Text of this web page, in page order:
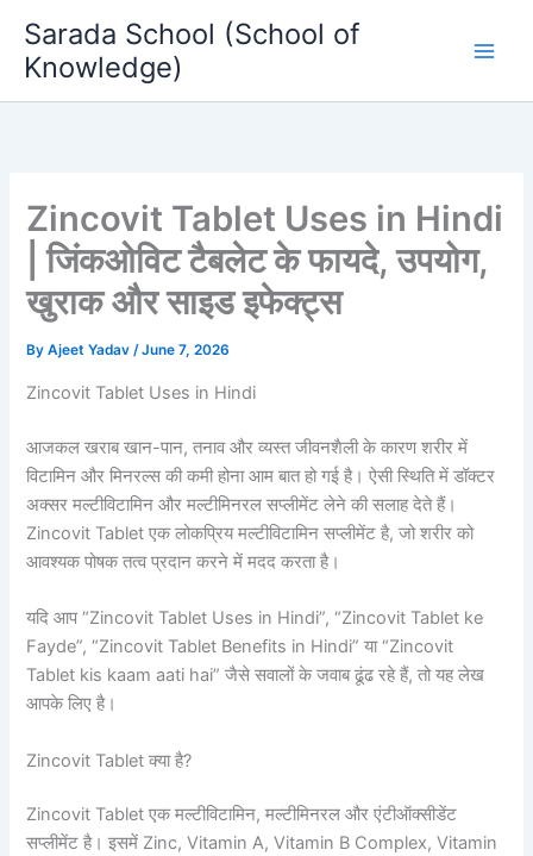
content
Sarada School (School of
Knowledge)
Zincovit Tablet Uses in Hindi
| जिंकओविट टैबलेट के फायदे, उपयोग,
खुराक और साइड इफेक्ट्स
ByAjeet Yadav/June 7, 2026
Zincovit Tablet Uses in Hindi
आजकल खराब खान-पान, तनाव और व्यस्त जीवनशैली के कारण शरीर में
विटामिन और मिनरल्स की कमी होना आम बात हो गई है। ऐसी स्थिति में डॉक्टर
अक्सर मल्टीविटामिन और मल्टीमिनरल सप्लीमेंट लेने की सलाह देते हैं।
Zincovit Tablet एक लोकप्रिय मल्टीविटामिन सप्लीमेंट है, जो शरीर को
आवश्यक पोषक तत्व प्रदान करने में मदद करता है।
यदि आप “Zincovit Tablet Uses in Hindi”, “Zincovit Tablet ke
Fayde”, “Zincovit Tablet Benefits in Hindi” या “Zincovit
Tablet kis kaam aati hai” जैसे सवालों के जवाब ढूंढ रहे हैं, तो यह लेख
आपके लिए है।
Zincovit Tablet क्या है?
Zincovit Tablet एक मल्टीविटामिन, मल्टीमिनरल और एंटीऑक्सीडेंट
सप्लीमेंट है। इसमें Zinc, Vitamin A, Vitamin B Complex, Vitamin